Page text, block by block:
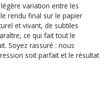
variation entre les
rendu final sur le papier
et vivant, de subtiles
ce qui fait tout le
Soyez rassuré : nous
soit parfait et le résultat